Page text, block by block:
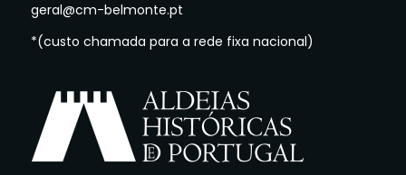
geral@cm-belmonte.pt
*(custo chamada para a rede fixa nacional)